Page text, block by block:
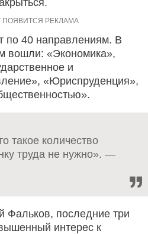
по 40 направлениям. В
вошли: «Экономика»,
и
«Юриспруденция»,
такое количество
труда не нужно». —
Фальков, последние три
интерес к